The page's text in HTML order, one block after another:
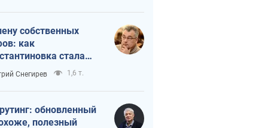
собственных
как
стала
идеологической
для российских
Снегирев 1,6 т.
обновленный
полезный